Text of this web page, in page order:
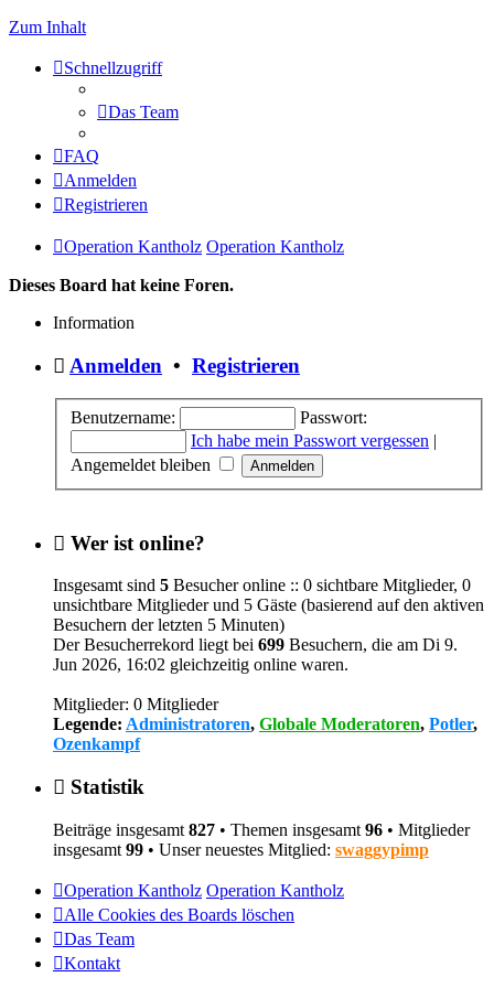
Zum Inhalt
Schnellzugriff
Das Team
FAQ
Anmelden
Registrieren
Operation Kantholz Operation Kantholz
Dieses Board hat keine Foren.
Information
Anmelden • Registrieren
Benutzername:
Passwort:
Ich habe mein Passwort vergessen |
Angemeldet bleiben
Wer ist online?
Insgesamt sind 5 Besucher online :: 0 sichtbare Mitglieder, 0
unsichtbare Mitglieder und 5 Gäste (basierend auf den aktiven
Besuchern der letzten 5 Minuten)
Der Besucherrekord liegt bei 699 Besuchern, die am Di 9.
Jun 2026, 16:02 gleichzeitig online waren.
Mitglieder: 0 Mitglieder
Legende: Administratoren, Globale Moderatoren, Potler,
Ozenkampf
Statistik
Beiträge insgesamt 827 • Themen insgesamt 96 • Mitglieder
insgesamt 99 • Unser neuestes Mitglied: swaggypimp
Operation Kantholz Operation Kantholz
Alle Cookies des Boards löschen
Das Team
Kontakt